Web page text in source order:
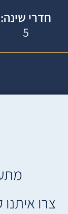
חדרי שינה:
5
צרו